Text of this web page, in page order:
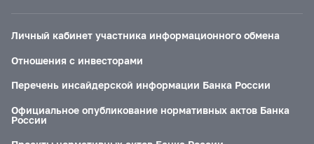
Личный кабинет участника информационного обмена
Отношения с инвесторами
Перечень инсайдерской информации Банка России
Официальное опубликование нормативных актов Банка
России